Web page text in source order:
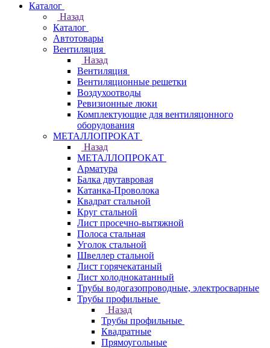
Каталог
Назад
Каталог
Автотовары
Вентиляция
Назад
Вентиляция
Вентиляционные решетки
Воздухоотводы
Ревизионные люки
Комплектующие для вентиляцонного
оборудования
МЕТАЛЛОПРОКАТ
Назад
МЕТАЛЛОПРОКАТ
Арматура
Балка двутавровая
Катанка-Проволока
Квадрат стальной
Круг стальной
Лист просечно-вытяжной
Полоса стальная
Уголок стальной
Швеллер стальной
Лист горячекатаный
Лист холоднокатанный
Трубы водогазопроводные, электросварные
Трубы профильные
Назад
Трубы профильные
Квадратные
Прямоугольные